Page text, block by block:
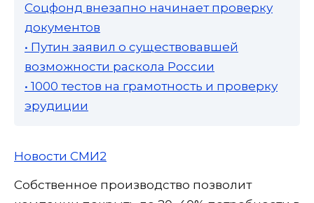
Соцфонд внезапно начинает проверку
документов
• Путин заявил о существовавшей
возможности раскола России
• 1000 тестов на грамотность и проверку
эрудиции
Новости СМИ2
Собственное производство позволит